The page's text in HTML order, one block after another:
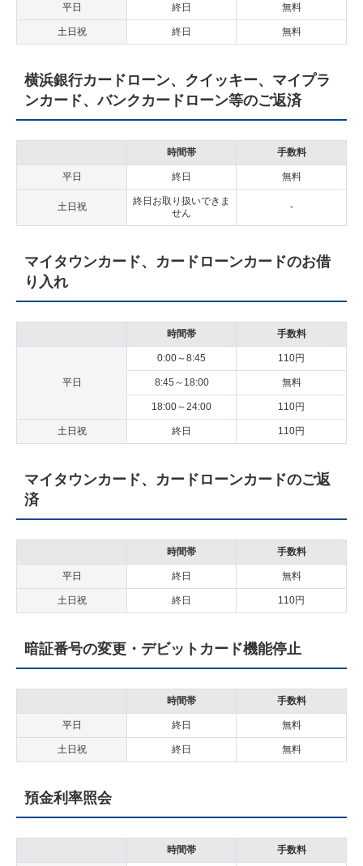
平日 終日 無料
土日祝 終日 無料
横浜銀行カードローン、クイッキー、マイプラ
ンカード、バンクカードローン等のご返済
時間帯 手数料
平日 終日 無料
土日祝
終日お取り扱いできま
せん
-
マイタウンカード、カードローンカードのお借
り入れ
時間帯 手数料
平日
0:00～8:45 110円
8:45～18:00 無料
18:00～24:00 110円
土日祝 終日 110円
マイタウンカード、カードローンカードのご返
済
時間帯 手数料
平日 終日 無料
土日祝 終日 110円
暗証番号の変更・デビットカード機能停止
時間帯 手数料
平日 終日 無料
土日祝 終日 無料
預金利率照会
時間帯 手数料